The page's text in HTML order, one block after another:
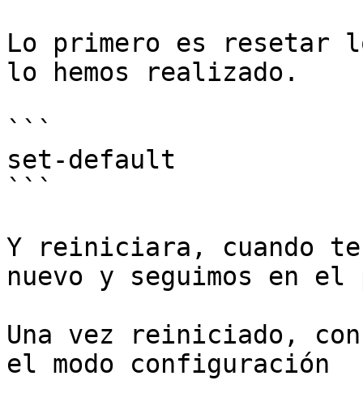
Lo primero es resetar
lo hemos realizado.
```
set-default
```
Y reiniciara, cuando
nuevo y seguimos en
Una vez reiniciado,
el modo configuración